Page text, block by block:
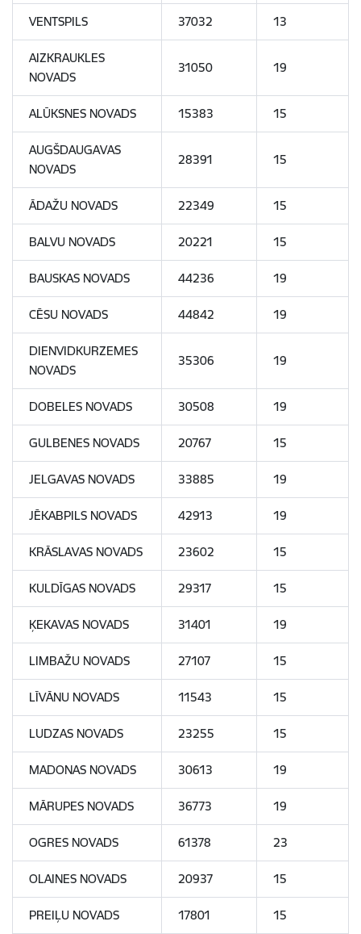
VENTSPILS 37032 13
AIZKRAUKLES
NOVADS
31050 19
ALŪKSNES NOVADS 15383 15
AUGŠDAUGAVAS
NOVADS
28391 15
ĀDAŽU NOVADS 22349 15
BALVU NOVADS 20221 15
BAUSKAS NOVADS 44236 19
CĒSU NOVADS 44842 19
DIENVIDKURZEMES
NOVADS
35306 19
DOBELES NOVADS 30508 19
GULBENES NOVADS 20767 15
JELGAVAS NOVADS 33885 19
JĒKABPILS NOVADS 42913 19
KRĀSLAVAS NOVADS 23602 15
KULDĪGAS NOVADS 29317 15
ĶEKAVAS NOVADS 31401 19
LIMBAŽU NOVADS 27107 15
LĪVĀNU NOVADS 11543 15
LUDZAS NOVADS 23255 15
MADONAS NOVADS 30613 19
MĀRUPES NOVADS 36773 19
OGRES NOVADS 61378 23
OLAINES NOVADS 20937 15
PREIĻU NOVADS 17801 15